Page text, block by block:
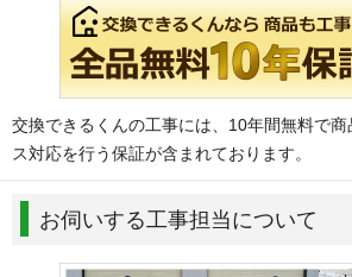
交換できるくんの工事には、10年間無料で
ス対応を行う保証が含まれております。
お伺いする工事担当について